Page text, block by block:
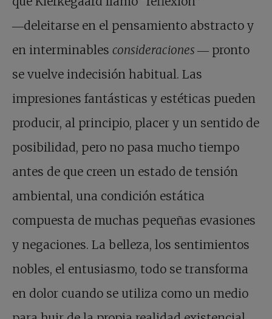
―deleitarse en el pensamiento abstracto y
en interminables consideraciones ― pronto
se vuelve indecisión habitual. Las
impresiones fantásticas y estéticas pueden
producir, al principio, placer y un sentido de
posibilidad, pero no pasa mucho tiempo
antes de que creen un estado de tensión
ambiental, una condición estática
compuesta de muchas pequeñas evasiones
y negaciones. La belleza, los sentimientos
nobles, el entusiasmo, todo se transforma
en dolor cuando se utiliza como un medio